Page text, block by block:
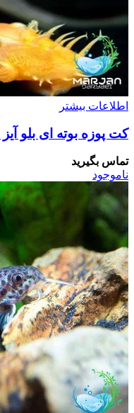
اطلاعات بیشتر
کت پوزه بوته ای بلو آیز 4 تا 5 سانت
تماس بگیرید
ناموجود